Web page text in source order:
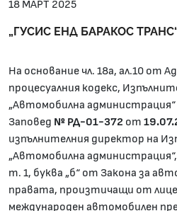
18 МАРТ 2025
„ГУСИС ЕНД БАРАКОС
На основание чл. 18а, ал.10 от
процесуалния кодекс,
„Автомобилна администрация“
Заповед № РД-01-372 от
изпълнителния директор на
„Автомобилна администрация“,
т. 1, буква „б“ от Закона за
правата, произтичащи от
международен автомобилен